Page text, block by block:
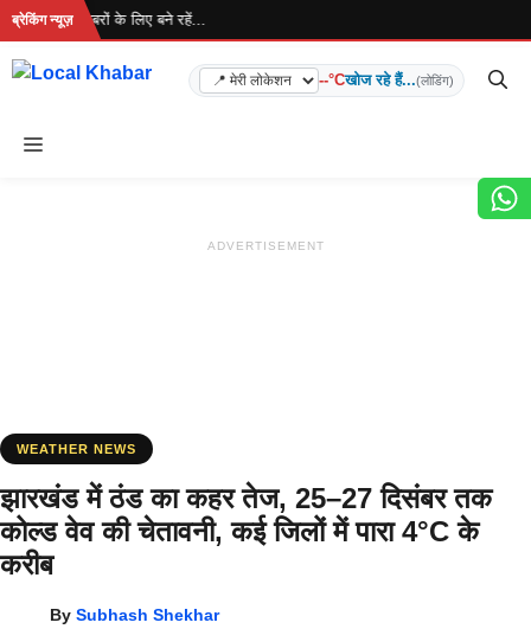
Skip
content
ब्रेकिंग न्यूज़
है... ताज़ा खबरों के लिए बने रहें...
--°Cखोज रहे हैं...(लोडिंग)
Menu
ADVERTISEMENT
WEATHER NEWS
झारखंड में ठंड का कहर तेज, 25–27 दिसंबर तक
कोल्ड वेव की चेतावनी, कई जिलों में पारा 4°C के
करीब
By Subhash Shekhar